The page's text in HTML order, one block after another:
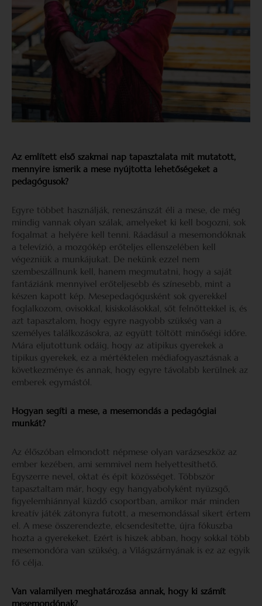
Az említett első szakmai nap tapasztalata mit mutatott,
mennyire ismerik a mese nyújtotta lehetőségeket a
pedagógusok?
Egyre többet használják, reneszánszát éli a mese, de még
mindig vannak olyan szálak, amelyeket ki kell bogozni, sok
fogalmat a helyére kell tenni. Ráadásul a mesemondóknak
a televízió, a mozgókép erőteljes ellenszelében kell
végezniük a munkájukat. De nekünk ezzel nem
szembeszállnunk kell, hanem megmutatni, hogy a saját
fantáziánk mennyivel erőteljesebb és színesebb, mint a
készen kapott kép. Mesepedagógusként sok gyerekkel
foglalkozom, ovisokkal, kisiskolásokkal, sőt felnőttekkel is, és
azt tapasztalom, hogy egyre nagyobb szükség van a
személyes találkozásokra, az együtt töltött minőségi időre.
Mára eljutottunk odáig, hogy az atipikus gyerekek a
tipikus gyerekek, ez a mértéktelen médiafogyasztásnak a
következménye és annak, hogy egyre távolabb kerülnek az
emberek egymástól.
Hogyan segíti a mese, a mesemondás a pedagógiai
munkát?
Az élőszóban elmondott népmese olyan varázseszköz az
ember kezében, ami semmivel nem helyettesíthető.
Egyszerre nevel, oktat és épít közösséget. Többször
tapasztaltam már, hogy egy hangyabolyként nyüzsgő,
figyelemhiánnyal küzdő csoportban, amikor már minden
kreatív játék zátonyra futott, a mesemondással sikert értem
el. A mese összerendezte, elcsendesítette, újra fókuszba
hozta a gyerekeket. Ezért is hiszek abban, hogy sokkal több
mesemondóra van szükség, a Világszárnyának is ez az egyik
fő célja.
Van valamilyen meghatározása annak, hogy ki számít
mesemondónak?